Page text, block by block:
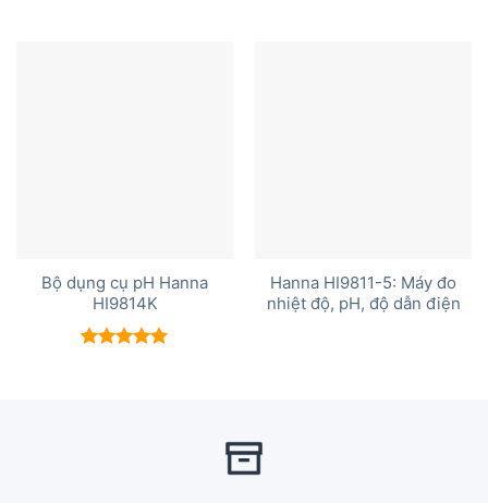
Bộ dụng cụ pH Hanna
HI9814K
Hanna HI9811-5: Máy đo
nhiệt độ, pH, độ dẫn điện